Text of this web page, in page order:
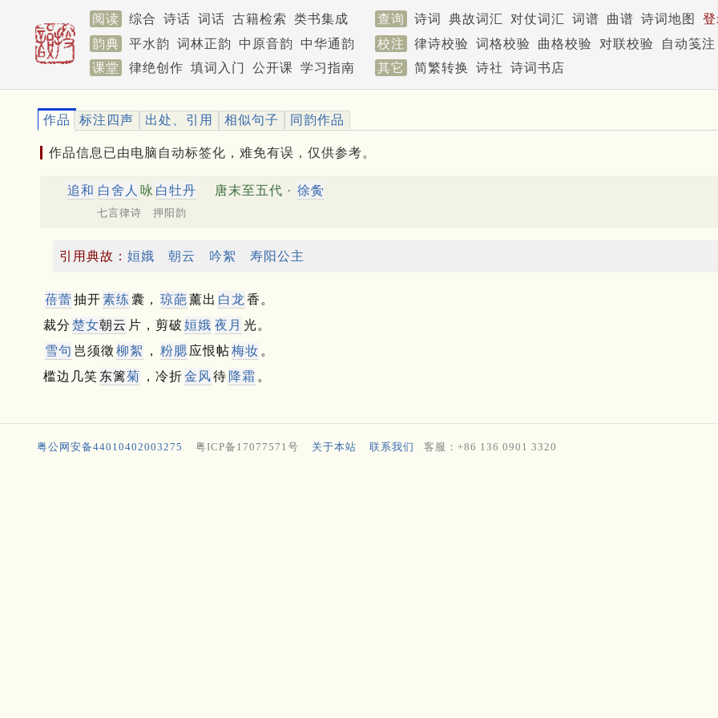
阅读 综合 诗话 词话 古籍检索 类书集成 查询 诗词 典故词汇 对仗词汇 词谱 曲谱 诗词地图
韵典
平水韵 词林正韵 中原音韵 中华通韵 校注 律诗校验 词格校验 曲格校验 对联校验
自动笺注
课堂
律绝创作 填词入门 公开课 学习指南 其它 简繁转换 诗社 诗词书店
作品 标注四声 出处、引用 相似句子 同韵作品
作品信息已由电脑自动标签化，难免有误，仅供参考。
追和 白舍人 咏 白牡丹 唐末至五代 · 徐夤
七言律诗 押阳韵
引用典故： 姮娥 朝云 吟絮 寿阳公主
蓓蕾抽开素练 囊， 琼葩薰出 白龙 香。
裁分 楚女朝云 片，剪破 姮娥 夜月 光。
雪句 岂须徵柳絮 ， 粉腮 应恨帖梅妆 。
槛边几笑 东篱菊 ，冷折金风待 降霜 。
粤公网安备44010402003275 粤ICP备17077571号 关于本站 联系我们 客服：+86 136 0901 3320